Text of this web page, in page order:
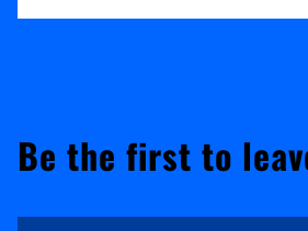
Be the first to